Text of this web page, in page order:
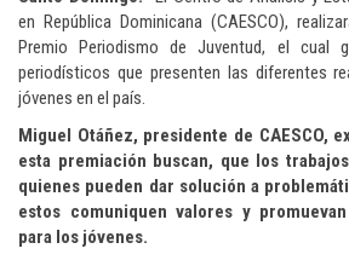
en República Dominicana (CAESCO),
Premio Periodismo de Juventud, el cual
periodísticos que presenten las diferentes
jóvenes en el país.
Miguel Otáñez, presidente de CAESCO,
esta premiación buscan, que los
quienes pueden dar solución a
estos comuniquen valores y
para los jóvenes.